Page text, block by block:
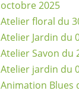
octobre 2025
Atelier floral du
Atelier Jardin du
Atelier Savon du
Atelier jardin du
Animation Blues